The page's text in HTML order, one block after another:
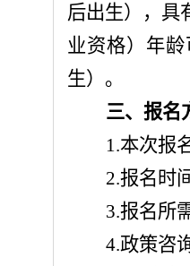
后出生），具
业资格）年
生）。
三、报名
1.本次报
2.报名时
3.报名所
4.政策咨